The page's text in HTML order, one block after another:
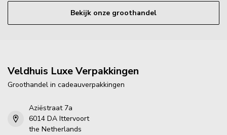
Bekijk onze groothandel
Veldhuis Luxe Verpakkingen
Groothandel in cadeauverpakkingen
Aziëstraat 7a
6014 DA Ittervoort
the Netherlands